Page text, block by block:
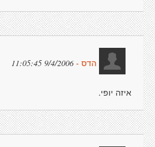
הדס - 9/4/2006 11:05:45
איזה יופי.